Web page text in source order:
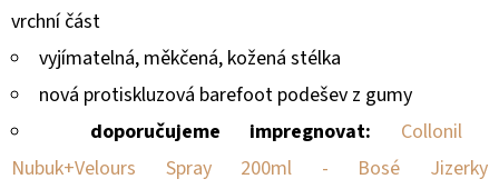
5
hvězdiček.
vrchní část
vyjímatelná, měkčená, kožená stélka
nová protiskluzová barefoot podešev z gumy
doporučujeme impregnovat: Collonil
Nubuk+Velours Spray 200ml - Bosé Jizerky